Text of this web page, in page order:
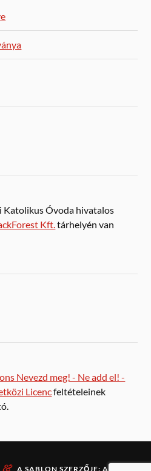
Katolikus Óvoda hivatalos
Kft.tárhelyén van
Nevezd meg! - Ne add el! -
Licencfeltételeinek
A SABLON SZERZŐJE: ANDERS